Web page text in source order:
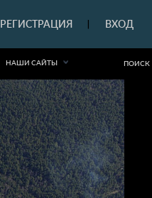
РЕГИСТРАЦИЯ ВХОД
НАШИ САЙТЫ ПОИСК